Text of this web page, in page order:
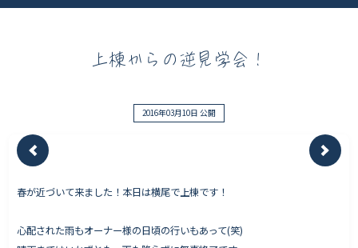
Livesumai 住宅標準性能
Livesumai 保証について
見学会／モデルハウス情報
物件情報
上棟からの逆見学会！
2016年03月10日 公開
春が近づいて来ました！本日は横尾で上棟です！
心配された雨もオーナー様の日頃の行いもあって(笑)